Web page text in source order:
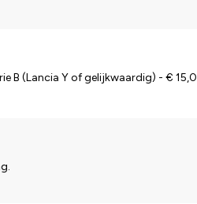
B (Lancia Y of gelijkwaardig) - €